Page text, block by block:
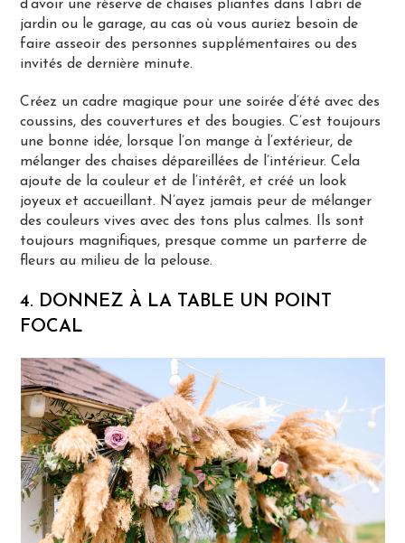
d’avoir une réserve de chaises pliantes dans l’abri de
jardin ou le garage, au cas où vous auriez besoin de
faire asseoir des personnes supplémentaires ou des
invités de dernière minute.
Créez un cadre magique pour une soirée d’été avec des
coussins, des couvertures et des bougies. C’est toujours
une bonne idée, lorsque l’on mange à l’extérieur, de
mélanger des chaises dépareillées de l’intérieur. Cela
ajoute de la couleur et de l’intérêt, et créé un look
joyeux et accueillant. N’ayez jamais peur de mélanger
des couleurs vives avec des tons plus calmes. Ils sont
toujours magnifiques, presque comme un parterre de
fleurs au milieu de la pelouse.
4. DONNEZ À LA TABLE UN POINT
FOCAL